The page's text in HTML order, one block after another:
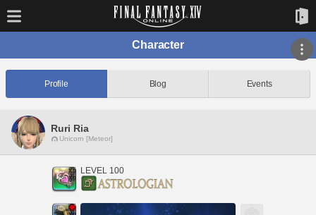
Character
Profile Blog Events
Ruri Ria
Unicorn [Meteor]
LEVEL 100